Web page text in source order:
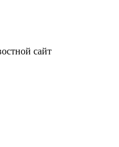
сайт